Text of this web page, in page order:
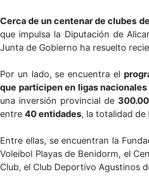
Cerca de un centenar de clubes
que impulsa la Diputación de
Junta de Gobierno ha resuelto
Por un lado, se encuentra el
que participen en ligas nacionales
una inversión provincial de
entre 40 entidades, la totalidad de
Entre ellas, se encuentran la
Voleibol Playas de Benidorm, el
Club, el Club Deportivo Agustinos